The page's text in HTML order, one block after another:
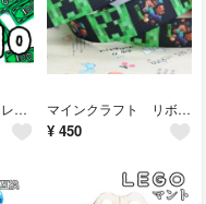
100 LEGO互換 レゴブロック お金 ＄ インテリア こどもの日 お札 ドル マインクラフト リボン ハンドメイド素材 誕生日プレゼント minecraft
¥ 450